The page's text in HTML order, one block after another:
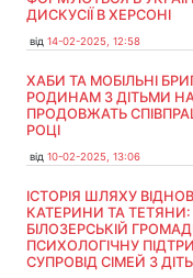
ДИСКУСІЇ В ХЕРСОНІ
від 14-02-2025, 12:58
ХАБИ ТА МОБІЛЬНІ
РОДИНАМ З ДІТЬМИ
ПРОДОВЖАТЬ
РОЦІ
від 10-02-2025, 13:06
ІСТОРІЯ ШЛЯХУ
КАТЕРИНИ ТА
БІЛОЗЕРСЬКІЙ
ПСИХОЛОГІЧНУ
СУПРОВІД СІМЕЙ З